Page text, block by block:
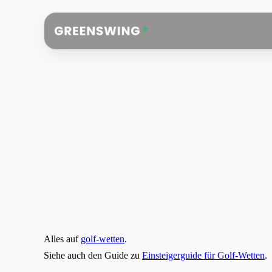
Alles auf golf-wetten.
Siehe auch den Guide zu Einsteigerguide für Golf-Wetten.